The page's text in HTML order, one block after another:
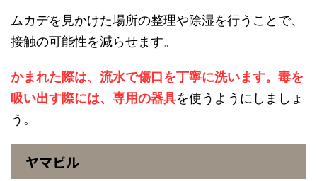
ムカデを見かけた場所の整理や除湿を行うことで、
接触の可能性を減らせます。
かまれた際は、流水で傷口を丁寧に洗います。毒を
吸い出す際には、専用の器具を使うようにしましょ
う。
ヤマビル